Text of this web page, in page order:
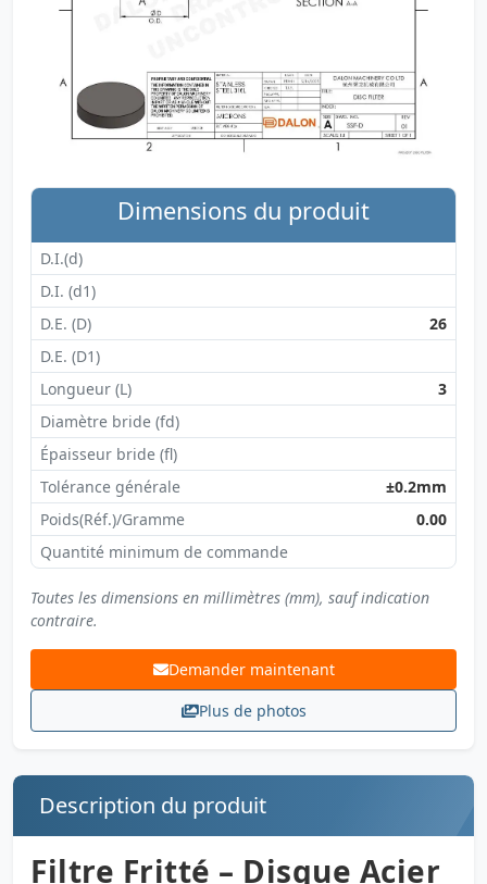
Dimensions du produit
D.I.(d)
D.I. (d1)
D.E. (D)
26
D.E. (D1)
Longueur (L)
3
Diamètre bride (fd)
Épaisseur bride (fl)
Tolérance générale
±0.2mm
Poids(Réf.)/Gramme
0.00
Quantité minimum de commande
Toutes les dimensions en millimètres (mm), sauf indication
contraire.
Demander maintenant
Plus de photos
Description du produit
Filtre Fritté – Disque Acier